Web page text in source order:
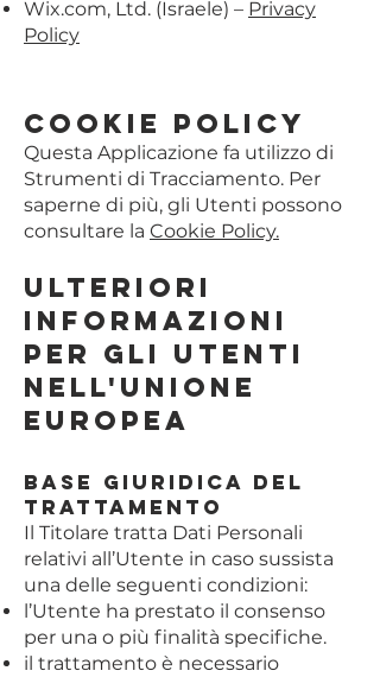
Wix.com, Ltd. (Israele) – Privacy
Policy
Cookie Policy
Questa Applicazione fa utilizzo di
Strumenti di Tracciamento. Per
saperne di più, gli Utenti possono
consultare la Cookie Policy.
Ulteriori
informazioni
per gli utenti
nell'Unione
Europea
Base giuridica del
trattamento
Il Titolare tratta Dati Personali
relativi all’Utente in caso sussista
una delle seguenti condizioni:
l’Utente ha prestato il consenso
per una o più finalità specifiche.
il trattamento è necessario